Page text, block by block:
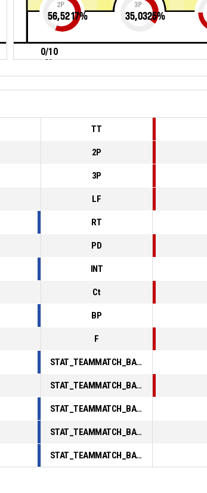
0/10
0%
2P
56,5217%
3P
35,0325%
TT
2P
3P
LF
RT
PD
INT
Ct
BP
F
STAT_TEAMMATCH_BASKETBALL_sPointsInThePaint_ABBREV
STAT_TEAMMATCH_BASKETBALL_sPointsSecondChance_ABBREV
STAT_TEAMMATCH_BASKETBALL_sPointsFromTurnovers_ABBREV
STAT_TEAMMATCH_BASKETBALL_sBenchPoints_ABBREV
STAT_TEAMMATCH_BASKETBALL_sPointsFastBreak_ABBREV